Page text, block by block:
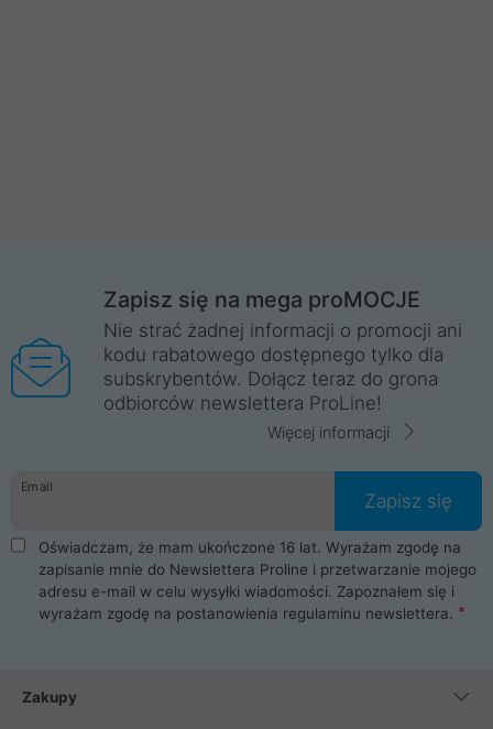
Zapisz się na mega proMOCJE
Nie strać żadnej informacji o promocji ani
kodu rabatowego dostępnego tylko dla
subskrybentów. Dołącz teraz do grona
odbiorców newslettera ProLine!
Więcej informacji
Email
Zapisz się
Oświadczam, że mam ukończone 16 lat. Wyrażam zgodę na
zapisanie mnie do Newslettera Proline i przetwarzanie mojego
adresu e-mail w celu wysyłki wiadomości. Zapoznałem się i
wyrażam zgodę na postanowienia regulaminu newslettera.
Zakupy